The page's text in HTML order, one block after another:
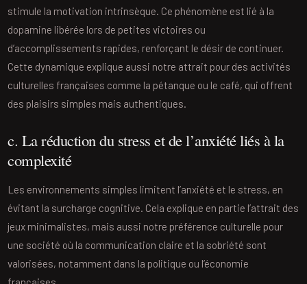
stimule la motivation intrinsèque. Ce phénomène est lié à la
dopamine libérée lors de petites victoires ou
d’accomplissements rapides, renforçant le désir de continuer.
Cette dynamique explique aussi notre attrait pour des activités
culturelles françaises comme la pétanque ou le café, qui offrent
des plaisirs simples mais authentiques.
c. La réduction du stress et de l’anxiété liés à la
complexité
Les environnements simples limitent l’anxiété et le stress, en
évitant la surcharge cognitive. Cela explique en partie l’attrait des
jeux minimalistes, mais aussi notre préférence culturelle pour
une société où la communication claire et la sobriété sont
valorisées, notamment dans la politique ou l’économie